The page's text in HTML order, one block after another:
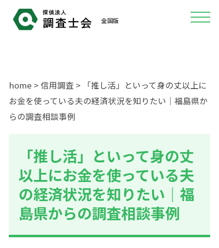
全国版
home > 信用調査 > 「推し活」といって身の丈以上に
お金を使っている夫の経済状況を知りたい｜福島県か
らの調査相談事例
「推し活」といって身の丈
以上にお金を使っている夫
の経済状況を知りたい｜福
島県からの調査相談事例